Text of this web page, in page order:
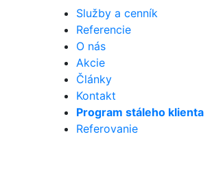
Služby a cenník
Referencie
O nás
Akcie
Články
Kontakt
Program stáleho klienta
Referovanie